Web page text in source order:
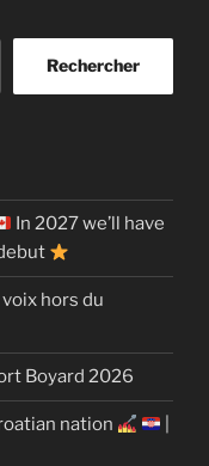
Rechercher
In 2027 we’ll have
voix hors du
Boyard 2026
nation